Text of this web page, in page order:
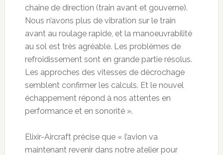
chaîne de direction (train avant et gouverne).
Nous n’avons plus de vibration sur le train
avant au roulage rapide, et la manoeuvrabilité
au sol est très agréable. Les problèmes de
refroidissement sont en grande partie résolus.
Les approches des vitesses de décrochage
semblent confirmer les calculs. Et le nouvel
échappement répond à nos attentes en
performance et en sonorité ».
Elixir-Aircraft précise que « l’avion va
maintenant revenir dans notre atelier pour